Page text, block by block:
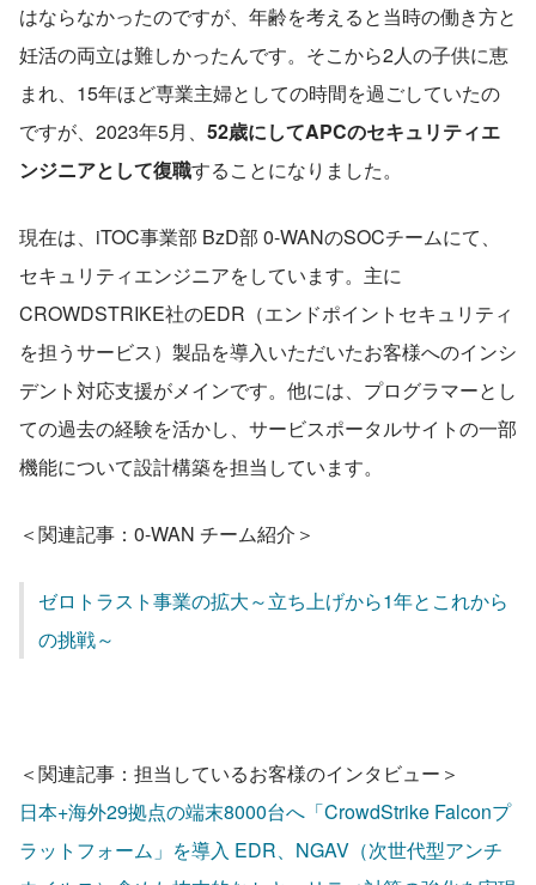
はならなかったのですが、年齢を考えると当時の働き方と
妊活の両立は難しかったんです。そこから2人の子供に恵
まれ、15年ほど専業主婦としての時間を過ごしていたの
ですが、2023年5月、 52歳にしてAPCのセキュリティエ
ンジニアとして復職することになりました。
現在は、iTOC事業部 BzD部 0-WANのSOCチームにて、
セキュリティエンジニアをしています。主に
CROWDSTRIKE社のEDR（エンドポイントセキュリティ
を担うサービス）製品を導入いただいたお客様へのインシ
デント対応支援がメインです。他には、プログラマーとし
ての過去の経験を活かし、サービスポータルサイトの一部
機能について設計構築を担当しています。
＜関連記事：0-WAN チーム紹介＞
ゼロトラスト事業の拡大～立ち上げから1年とこれから
の挑戦～
＜関連記事：担当しているお客様のインタビュー＞
日本+海外29拠点の端末8000台へ「CrowdStrike Falconプ
ラットフォーム」を導入 EDR、NGAV（次世代型アンチ